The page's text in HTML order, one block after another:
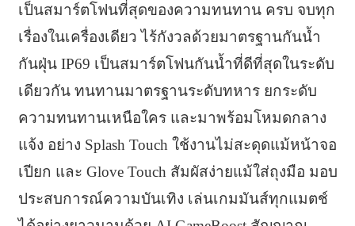
เป็นสมาร์ตโฟนที่สุดของความทนทาน ครบ จบทุก
เรื่องในเครื่องเดียว ไร้กังวลด้วยมาตรฐานกันน้ำ
กันฝุ่น IP69 เป็นสมาร์ตโฟนกันน้ำที่ดีที่สุดในระดับ
เดียวกัน ทนทานมาตรฐานระดับทหาร ยกระดับ
ความทนทานเหนือใคร และมาพร้อมโหมดกลาง
แจ้ง อย่าง Splash Touch ใช้งานไม่สะดุดแม้หน้าจอ
เปียก และ Glove Touch สัมผัสง่ายแม้ใส่ถุงมือ มอบ
ประสบการณ์ความบันเทิง เล่นเกมมันส์ทุกแมตช์